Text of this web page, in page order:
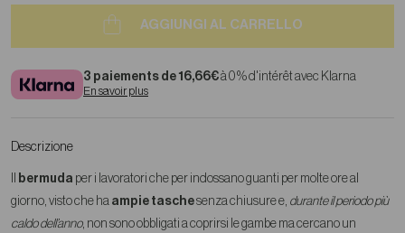
AGGIUNGI AL CARRELLO
3 paiements de 16,66€à 0 % d'intérêt avec Klarna
En savoir plus
Descrizione
bermuda per i lavoratori che per indossano guanti per molte ore al
giorno, visto che ha ampie taschesenza chiusure e, durante il periodo più
caldo dell’anno, non sono obbligati a coprirsi le gambe ma cercano un